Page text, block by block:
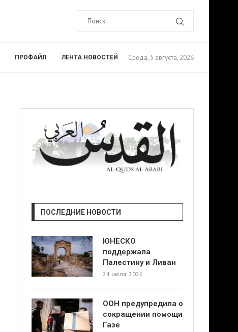
ПРОФАЙЛ ЛЕНТА НОВОСТЕЙ Среда, 5 августа, 2026
ПОСЛЕДНИЕ НОВОСТИ
ЮНЕСКО
поддержала
Палестину и Ливан
24 июля, 2026
ООН предупредила о
сокращении помощи
Газе